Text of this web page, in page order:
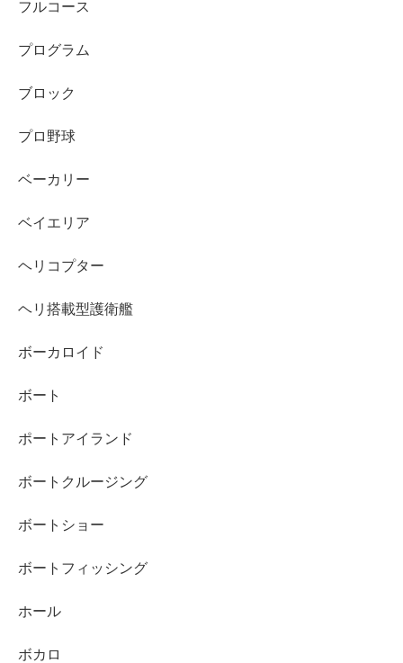
フルコース
プログラム
ブロック
プロ野球
ベーカリー
ベイエリア
ヘリコプター
ヘリ搭載型護衛艦
ボーカロイド
ボート
ポートアイランド
ボートクルージング
ボートショー
ボートフィッシング
ホール
ボカロ